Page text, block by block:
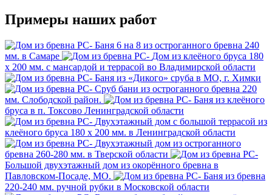
Примеры наших работ
Баня 6 на 8 из остроганного бревна 240
мм. в Самаре
Дом из клеёного бруса 180
х 200 мм. с мансардой и террасой во Владимирской области
Баня из «Дикого» сруба в МО, г. Химки
Сруб бани из остроганного бревна 220
мм. Слободской район.
Баня из клеёного
бруса в п. Токсово Ленинградской области
Двухэтажный дом с большой террасой из
клеёного бруса 180 х 200 мм. в Ленинградской области
Двухэтажный дом из остроганного
бревна 260-280 мм. в Тверской области
Большой двухэтажный дом из окорённого бревна в
Павловском-Посаде, МО.
Баня из бревна
220-240 мм. ручной рубки в Московской области